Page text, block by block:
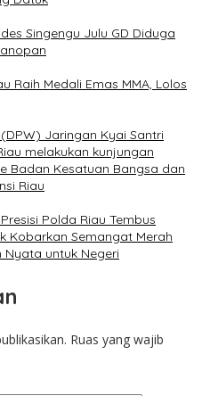
Singengu Julu GD Diduga
Raih Medali Emas MMA, Lolos
Jaringan Kyai Santri
melakukan kunjungan
Badan Kesatuan Bangsa dan
Riau
Polda Riau Tembus
Kobarkan Semangat Merah
Nyata untuk Negeri
Ruas yang wajib